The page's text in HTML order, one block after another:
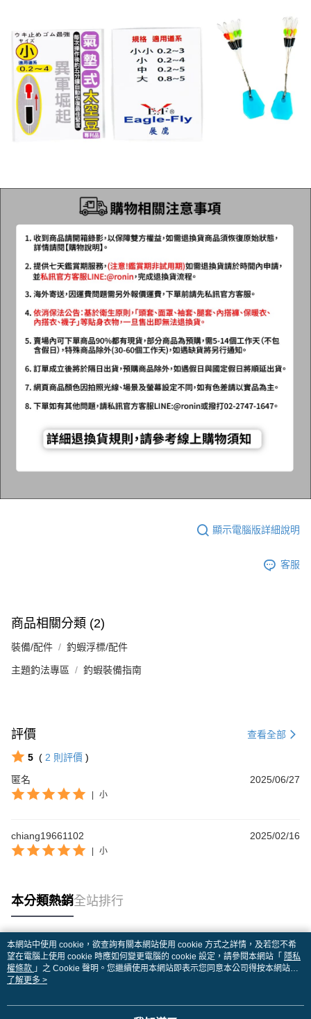
顯示電腦版詳細說明
客服
商品相關分類 (2)
裝備/配件 釣蝦浮標/配件
主題釣法專區 釣蝦裝備指南
評價 查看全部
5 ( 2 則評價 )
匿名
2025/06/27
| 小
chiang19661102 2025/02/16
| 小
本分類熱銷全站排行
熱門標籤
本網站中使用 cookie，欲查詢有關本網站使用 cookie 方式之詳情，及若您不希
望在電腦上使用 cookie 時應如何變更電腦的 cookie 設定，請參閱本網站「 隱私
權條款 」之 Cookie 聲明。您繼續使用本網站即表示您同意本公司得按本網站使
用條款之 Cookie 聲明使用 cookie。
了解更多 >